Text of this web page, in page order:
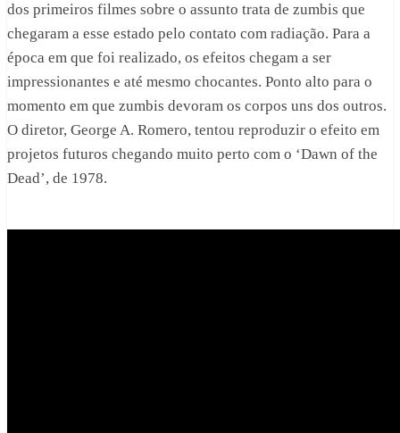
dos primeiros filmes sobre o assunto trata de zumbis que
chegaram a esse estado pelo contato com radiação. Para a
época em que foi realizado, os efeitos chegam a ser
impressionantes e até mesmo chocantes. Ponto alto para o
momento em que zumbis devoram os corpos uns dos outros.
O diretor, George A. Romero, tentou reproduzir o efeito em
projetos futuros chegando muito perto com o ‘Dawn of the
Dead’, de 1978.